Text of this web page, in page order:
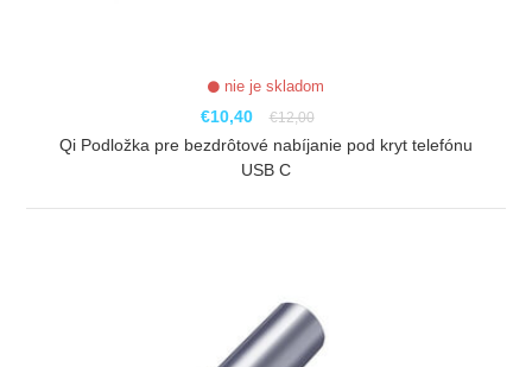
nie je skladom
€10,40 €12,00
Qi Podložka pre bezdrôtové nabíjanie pod kryt telefónu
USB C